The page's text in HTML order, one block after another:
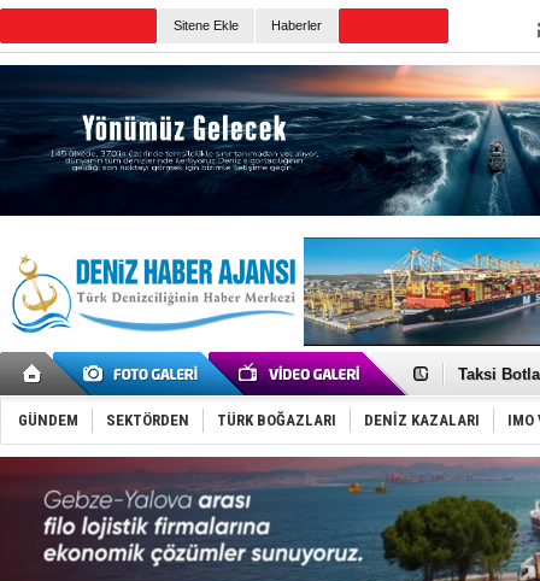
Sitene Ekle Haberler
Denizcilik
Taksi
TÜRKLİM
SOCAR da
Dünyanın
Keşfedildi:
D-Marin,
Van’da
GÜNDEM SEKTÖRDEN TÜRK BOĞAZLARI DENİZ KAZALARI IMO